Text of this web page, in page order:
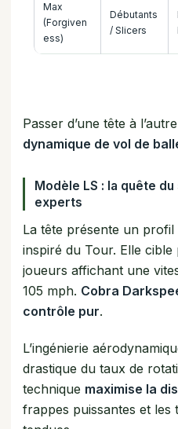
Max
(Forgiven
ess)
Débutants
/ Slicers
Passer d’une tête à l’autre
dynamique de vol de
Modèle LS : la quête
experts
La tête présente un
inspiré du Tour. Elle
joueurs affichant une
105 mph. Cobra
contrôle pur.
L’ingénierie
drastique du taux de
technique maximise la
frappes puissantes et les